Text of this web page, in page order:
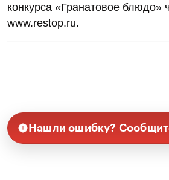
конкурса «Гранатовое блюдо»
www.restop.ru.
Нашли ошибку?